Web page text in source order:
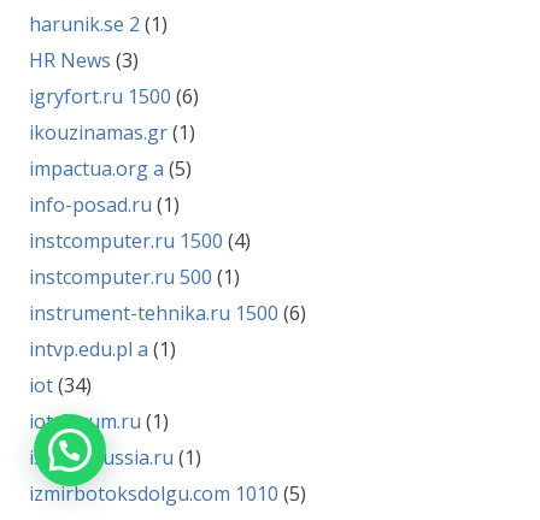
harunik.se 2 (1)
HR News (3)
igryfort.ru 1500 (6)
ikouzinamas.gr(1)
impactua.org a (5)
info-posad.ru (1)
instcomputer.ru 1500 (4)
instcomputer.ru 500 (1)
instrument-tehnika.ru 1500 (6)
intvp.edu.pl a (1)
iot(34)
iot-forum.ru (1)
istoria-russia.ru (1)
izmirbotoksdolgu.com 1010 (5)